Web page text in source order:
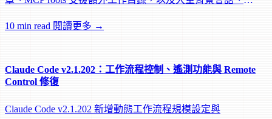
10 min read 閱讀更多 →
Claude Code v2.1.202：工作流程控制、遙測功能與 Remote
Control 修復
Claude Code v2.1.202 新增動態工作流程規模設定與